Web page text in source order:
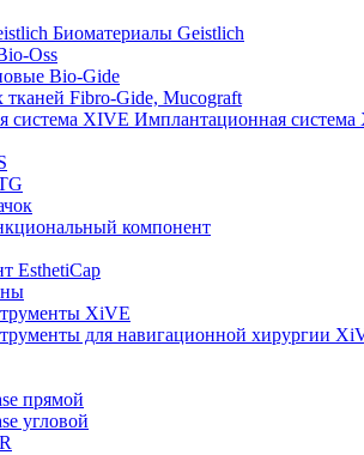
Биоматериалы Geistlich
Oss
Bio-Gide
тканей Fibro-Gide, Mucograft
Имплантационная
компонент
EsthetiCap
XiVE
для навигационной хирургии
прямой
угловой